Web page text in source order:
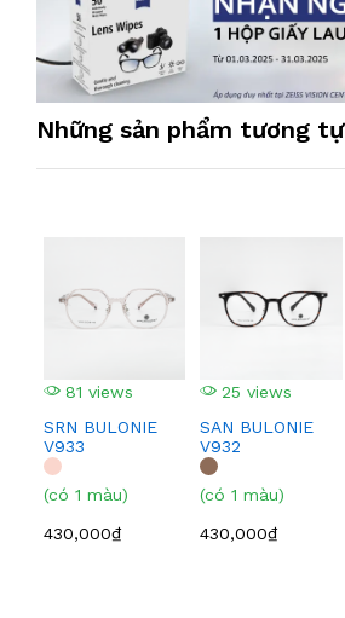
Những sản phẩm tương tự
81 views
SRN BULONIE
V933
(có 1 màu)
430,000₫
25 views
SAN BULONIE
V932
(có 1 màu)
430,000₫